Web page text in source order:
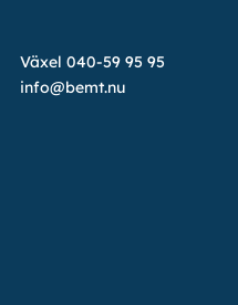
Växel 040-59 95 95
info@bemt.nu